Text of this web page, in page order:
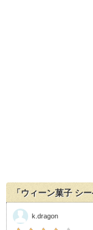
「ウィーン菓子 シ
k.dragon